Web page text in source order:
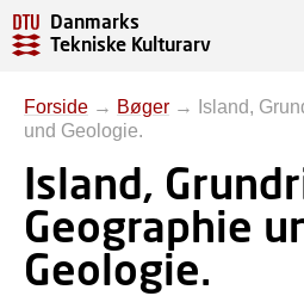
Danmarks
Tekniske Kulturarv
Forside → Bøger →
Island,
und Geologie.
Island,
Geographie
Geologie.